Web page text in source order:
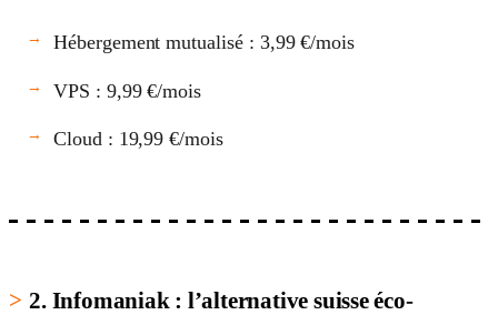
Hébergement mutualisé : 3,99 €/mois
VPS : 9,99 €/mois
Cloud : 19,99 €/mois
2. Infomaniak : l’alternative suisse éco-